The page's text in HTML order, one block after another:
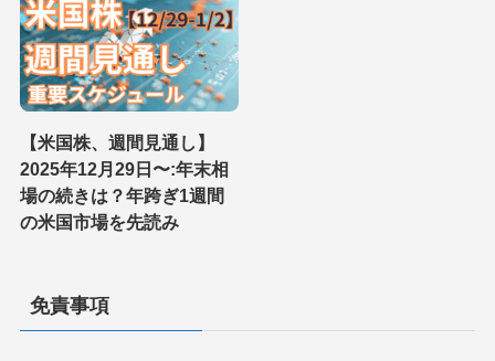
【米国株、週間見通し】
2025年12月29日〜:年末相
場の続きは？年跨ぎ1週間
の米国市場を先読み
免責事項